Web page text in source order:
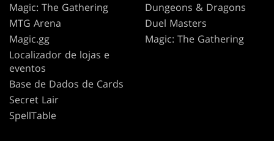
Magic: The Gathering
MTG Arena
Magic.gg
Localizador de lojas e
eventos
Base de Dados de Cards
Secret Lair
SpellTable
Dungeons & Dragons
Duel Masters
Magic: The Gathering